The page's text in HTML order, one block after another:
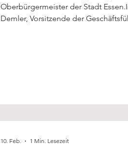
Oberbürgermeister der Stadt
Demler, Vorsitzende der
10. Feb. 1 Min. Lesezeit